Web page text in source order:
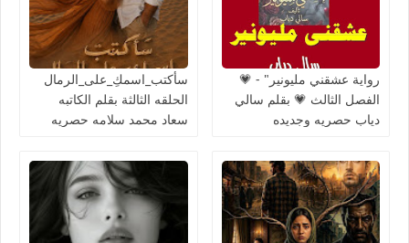
رواية عشقني مليونير" - 💗
الفصل الثالث 💗 بقلم سالي
دياب حصريه وجديده
سأكتب_اسمكِ_على_الرمال
الحلقه الثالثة بقلم الكاتبه
سعاد محمد سلامه حصريه